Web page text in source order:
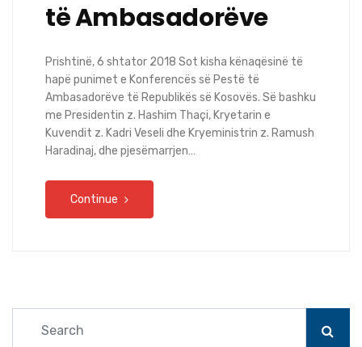
të Ambasadorëve
Prishtinë, 6 shtator 2018 Sot kisha kënaqësinë të
hapë punimet e Konferencës së Pestë të
Ambasadorëve të Republikës së Kosovës. Së bashku
me Presidentin z. Hashim Thaçi, Kryetarin e
Kuvendit z. Kadri Veseli dhe Kryeministrin z. Ramush
Haradinaj, dhe pjesëmarrjen…
Continue